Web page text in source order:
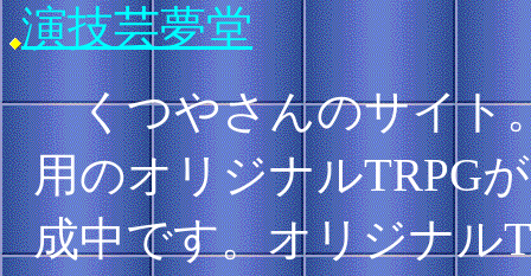
演技芸夢堂
くつやさんのサイト
用のオリジナルTRPG
成中です。オリジナル